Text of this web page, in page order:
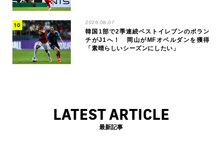
2026.08.07
韓国1部で2季連続ベストイレブンのボラン
チがJ1へ！ 岡山がMFオベルダンを獲得
「素晴らしいシーズンにしたい」
LATEST ARTICLE
最新記事